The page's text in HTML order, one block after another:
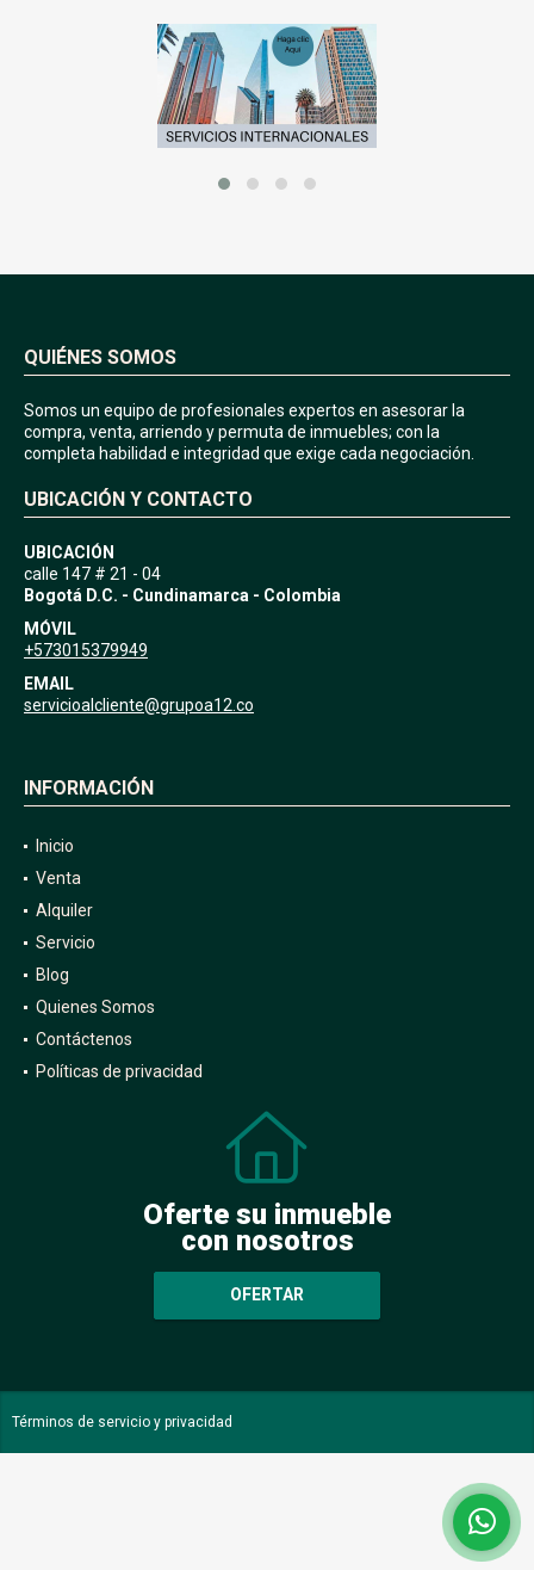
QUIÉNES SOMOS
Somos un equipo de profesionales expertos en asesorar la
compra, venta, arriendo y permuta de inmuebles; con la
completa habilidad e integridad que exige cada negociación.
UBICACIÓN Y CONTACTO
UBICACIÓN
calle 147 # 21 - 04
Bogotá D.C. - Cundinamarca - Colombia
MÓVIL
+573015379949
EMAIL
servicioalcliente@grupoa12.co
INFORMACIÓN
Inicio
Venta
Alquiler
Servicio
Blog
Quienes Somos
Contáctenos
Políticas de privacidad
Oferte su inmueble
con nosotros
OFERTAR
Términos de servicio y privacidad